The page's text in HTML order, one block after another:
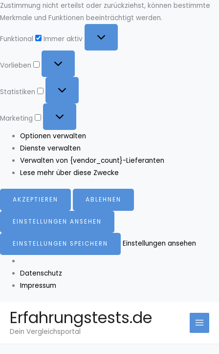
Zustimmung nicht erteilst oder zurückziehst, können bestimmte
Merkmale und Funktionen beeinträchtigt werden.
Funktional
Immer aktiv
Vorlieben
Statistiken
Marketing
Optionen verwalten
Dienste verwalten
Verwalten von {vendor_count}-Lieferanten
Lese mehr über diese Zwecke
AKZEPTIEREN ABLEHNEN
EINSTELLUNGEN ANSEHEN
EINSTELLUNGEN SPEICHERN Einstellungen ansehen
Datenschutz
Impressum
Inhalt
springen
Erfahrungstests.de
Dein Vergleichsportal